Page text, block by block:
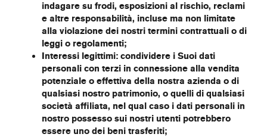
indagare su frodi, esposizioni al rischio, reclami
e altre responsabilità, incluse ma non limitate
alla violazione dei nostri termini contrattuali o di
leggi o regolamenti;
Interessi legittimi: condividere i Suoi dati
personali con terzi in connessione alla vendita
potenziale o effettiva della nostra azienda o di
qualsiasi nostro patrimonio, o quelli di qualsiasi
società affiliata, nel qual caso i dati personali in
nostro possesso sui nostri utenti potrebbero
essere uno dei beni trasferiti;